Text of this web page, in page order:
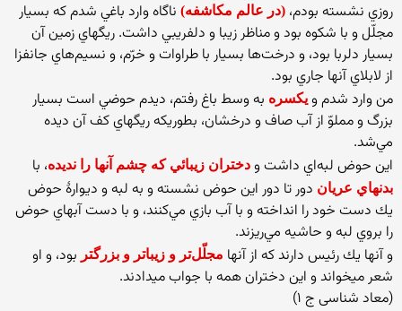
روزي‌ نشسته‌ بودم‌، (در عالم مکاشفه) ناگاه‌ وارد باغي‌ شدم‌ كه‌ بسيار
مجلّل‌ و با شكوه‌ بود و مناظر زیبا و دلفريبي‌ داشت‌. ريگهاي‌ زمين‌ آن‌
بسيار دلربا بود، و درخت‌ها بسيار با طراوات‌ و خرّم‌، و نسيم‌هاي‌ جانفزا
از لابلاي‌ آنها جاري‌ بود.
من‌ وارد شدم‌ ويكسره‌ به‌ وسط‌ باغ‌ رفتم‌، ديدم‌ حوضي‌ است‌ بسيار
بزرگ‌ و مملوّ از آب‌ صاف‌ و درخشان‌، بطوريكه‌ ريگهاي‌ كف‌ آن‌ ديده‌
مي‌شد.
اين‌ حوض‌ لبه‌اي‌ داشت‌ و دختران‌ زيبائي‌ كه‌ چشم‌ آنها را نديده‌، با
بدنهاي‌ عريان‌ دور تا دور اين‌ حوض‌ نشسته‌ و به‌ لبه‌ و ديوارۀ حوض‌
يك‌ دست‌ خود را انداخته‌ و با آب‌ بازي‌ مي‌كنند، و با دست‌ آبهاي‌ حوض‌
را بروي‌ لبه‌ و حاشيه‌ مي‌ريزند.
و آنها يك‌ رئيس‌ دارند كه‌ از آنها مجلّل‌تر و زيباتر و بزرگتر بود، و او
شعر ميخواند و اين‌ دختران‌ همه‌ با جواب‌ ميدادند.
(معاد شناسی ج ۱)